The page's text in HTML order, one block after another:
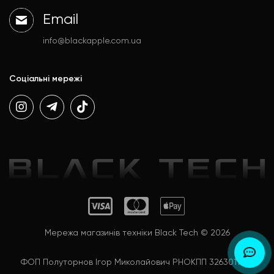
Email
info@blackapple.com.ua
Соціальні мережі
Мережа магазинів техніки Black Tech © 2026
ФОП Полуторнов Ігор Миколайович РНОКПП 3263011992